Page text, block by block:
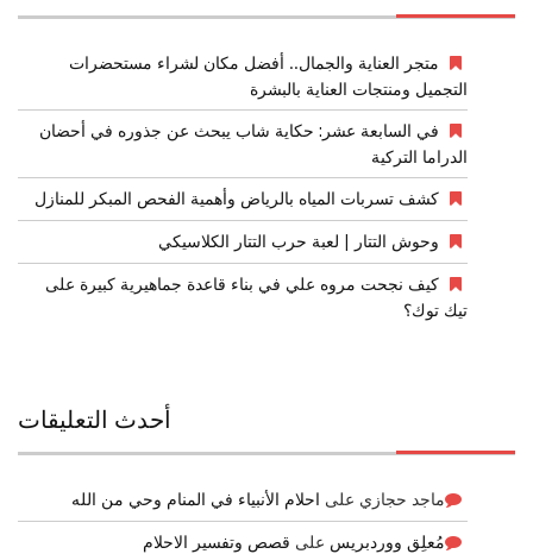
متجر العناية والجمال.. أفضل مكان لشراء مستحضرات
التجميل ومنتجات العناية بالبشرة
في السابعة عشر: حكاية شاب يبحث عن جذوره في أحضان
الدراما التركية
كشف تسربات المياه بالرياض وأهمية الفحص المبكر للمنازل
وحوش التتار | لعبة حرب التتار الكلاسيكي
كيف نجحت مروه علي في بناء قاعدة جماهيرية كبيرة على
تيك توك؟
أحدث التعليقات
ماجد حجازي على احلام الأنبياء في المنام وحي من الله
مُعلِق ووردبريس على قصص وتفسير الاحلام